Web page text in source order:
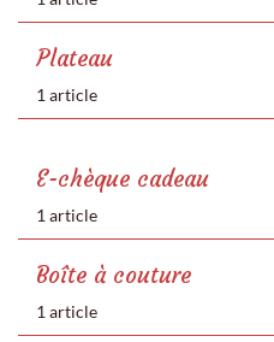
Plateau
1 article
E-chèque cadeau
1 article
Boîte à couture
1 article